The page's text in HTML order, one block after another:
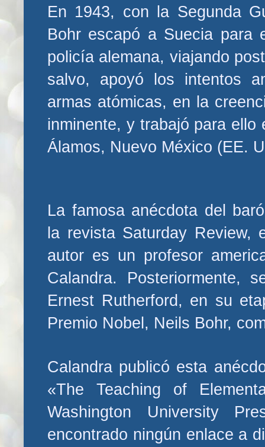
En 1943, con la Segunda
Bohr escapó a Suecia para
policía alemana, viajando
salvo, apoyó los intentos
armas atómicas, en la
inminente, y trabajó para
Álamos, Nuevo México (EE.
La famosa anécdota del
la revista Saturday
autor es un profesor
Calandra. Posteriormente,
Ernest Rutherford, en su
Premio Nobel, Neils Bohr,
Calandra publicó esta
«The Teaching of
Washington University
encontrado ningún enlace a